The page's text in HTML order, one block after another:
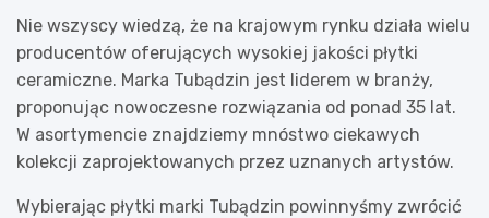
Nie wszyscy wiedzą, że na krajowym rynku działa wielu
producentów oferujących wysokiej jakości płytki
ceramiczne. Marka Tubądzin jest liderem w branży,
proponując nowoczesne rozwiązania od ponad 35 lat.
W asortymencie znajdziemy mnóstwo ciekawych
kolekcji zaprojektowanych przez uznanych artystów.
Wybierając płytki marki Tubądzin powinnyśmy zwrócić